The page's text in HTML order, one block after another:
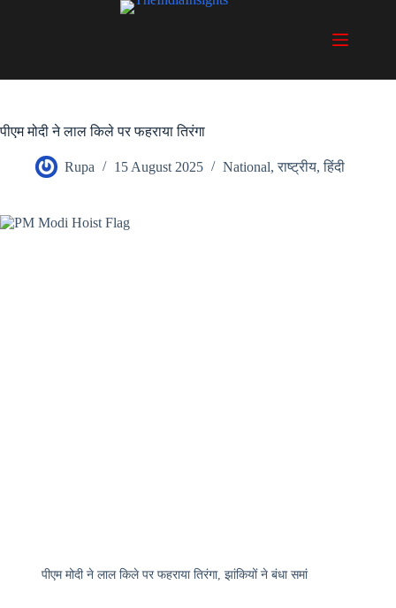
पीएम मोदी ने लाल किले पर फहराया तिरंगा
Rupa 15 August 2025 National,राष्ट्रीय,हिंदी
पीएम मोदी ने लाल किले पर फहराया तिरंगा, झांकियों ने बंधा समां